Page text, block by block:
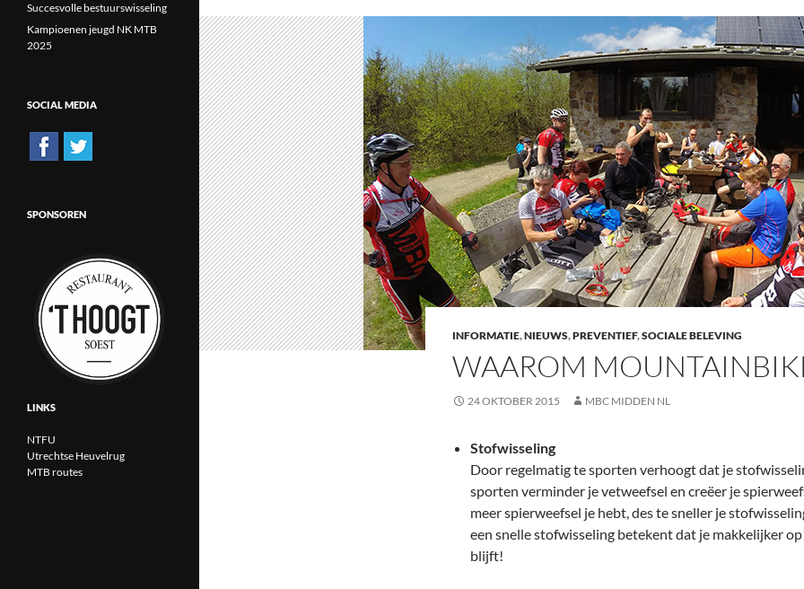
INFORMATIE,NIEUWS,PREVENTIEF,SOCIALE BELEVING
WAAROM
24 OKTOBER 2015 MBC MIDDEN NL
Stofwisseling
Door regelmatig te sporten verhoogt dat je
sporten verminder je vetweefsel en creëer je
meer spierweefsel je hebt, des te sneller je
een snelle stofwisseling betekent dat je makkelijker
blijft!
Succesvolle bestuurswisseling
Kampioenen jeugd NK MTB
2025
SOCIAL MEDIA
SPONSOREN
LINKS
NTFU
Utrechtse Heuvelrug
MTB routes